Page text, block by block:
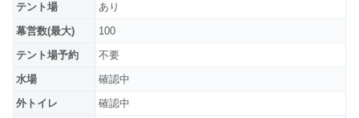
テント場
あり
幕営数(最大)
100
テント場予約
不要
水場
確認中
外トイレ
確認中